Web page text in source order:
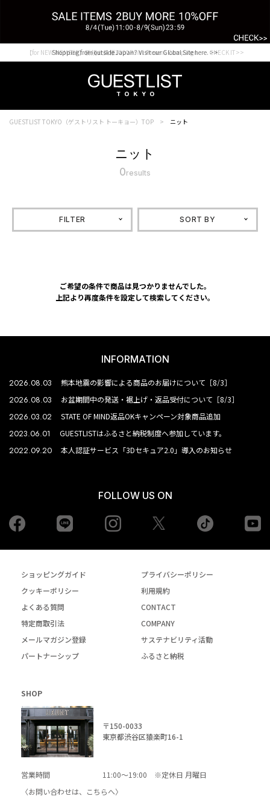
Shopping from outside Japan? Visit our Global Site here. >>
【for NEW MEMBER】新規会員様1000Point Present Campaign CHECK IT>>
GUESTLIST TOKYO（ゲストリスト トーキョー）TOP ニット
ニット
0results
FILTER SORT BY
ご希望の条件で商品は見つかりませんでした。
上記より再度条件を設定して検索してください。
INFORMATION
2026.08.03 熊本地震の影響による商品のお届けについて［8/3］
2026.08.03 お盆期間中の発送・裾上げ・返品受付について［8/3］
2026.03.02 STATE OF MIND返品OKキャンペーン対象商品追加
2023.06.01 GUESTLISTはふるさと納税制度へ参加しています。
2022.09.20 本人認証サービス「3Dセキュア2.0」導入のお知らせ
FOLLOW US ON
Facebook Instagram tiktok
ショッピングガイド
プライバシーポリシー
クッキーポリシー
利用規約
よくある質問
CONTACT
特定商取引法
COMPANY
メールマガジン登録
サステナビリティ活動
パートナーシップ
ふるさと納税
SHOP
〒150-0033
東京都渋谷区猿楽町16-1
営業時間
11:00～19:00 ※定休日 月曜日
〈お問い合わせは、
こちらへ〉